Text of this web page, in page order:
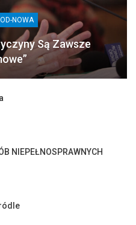
NOWA
Są Zawsze
NIEPEŁNOSPRAWNYCH